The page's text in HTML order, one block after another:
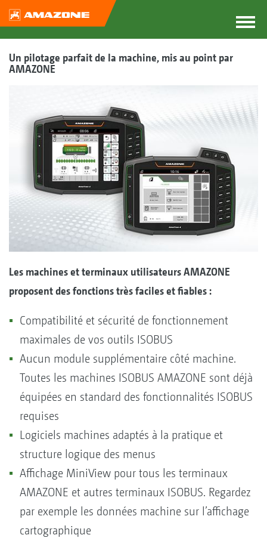
Un pilotage parfait de la machine, mis au point par
AMAZONE
Les machines et terminaux utilisateurs AMAZONE
proposent des fonctions très faciles et fiables :
Compatibilité et sécurité de fonctionnement
maximales de vos outils ISOBUS
Aucun module supplémentaire côté machine.
Toutes les machines ISOBUS AMAZONE sont déjà
équipées en standard des fonctionnalités ISOBUS
requises
Logiciels machines adaptés à la pratique et
structure logique des menus
Affichage MiniView pour tous les terminaux
AMAZONE et autres terminaux ISOBUS. Regardez
par exemple les données machine sur l’affichage
cartographique